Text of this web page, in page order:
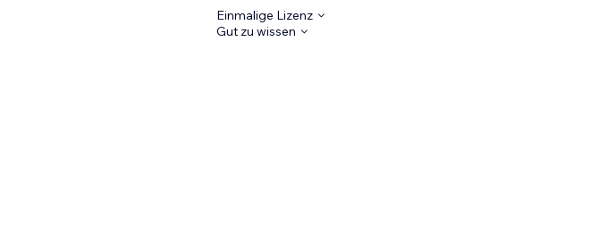
Einmalige Lizenz
Gut zu wissen